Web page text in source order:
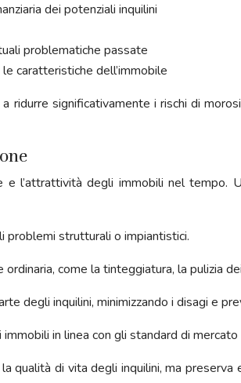
dei potenziali inquilini
problematiche passate
caratteristiche dell’immobile
ridurre significativamente i rischi di
l’attrattività degli immobili nel tempo.
problemi strutturali o impiantistici.
come la tinteggiatura, la pulizia
degli inquilini, minimizzando i disagi e
in linea con gli standard di mercato
qualità di vita degli inquilini, ma